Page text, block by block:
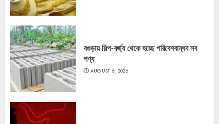
বগুড়ায় শিল্প-বর্জ্য থেকে হচ্ছে পরিবেশবান্ধব সব
পণ্য
AUGUST 6, 2026